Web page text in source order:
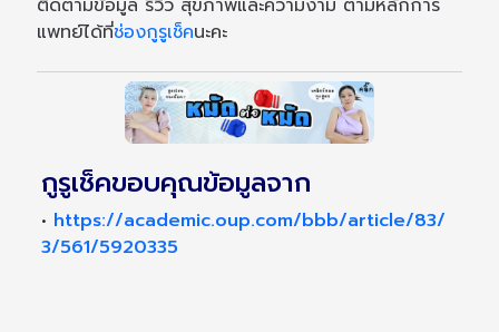
ติดตามข้อมูล รีวิว สุขภาพและความงาม ตามหลักการ
แพทย์ได้ที่ช่องกูรูเช็คนะคะ
กูรูเช็คขอบคุณข้อมูลจาก
• https://academic.oup.com/bbb/article/83/
3/561/5920335